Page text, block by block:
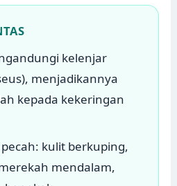
kelenjar
menjadikannya
kepada kekeringan
kulit berkuping,
mendalam,